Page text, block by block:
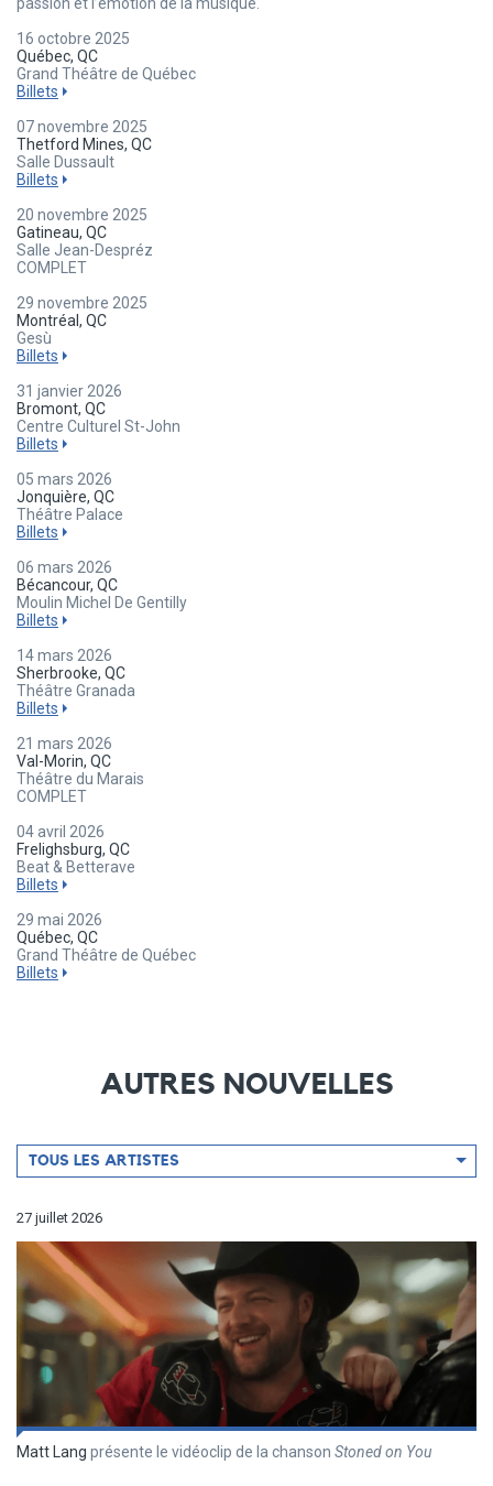
16 octobre 2025
Québec, QC
Grand Théâtre de Québec
Billets
07 novembre 2025
Thetford Mines, QC
Salle Dussault
Billets
20 novembre 2025
Gatineau, QC
Salle Jean-Despréz
COMPLET
29 novembre 2025
Montréal, QC
Gesù
Billets
31 janvier 2026
Bromont, QC
Centre Culturel St-John
Billets
05 mars 2026
Jonquière, QC
Théâtre Palace
Billets
06 mars 2026
Bécancour, QC
Moulin Michel De Gentilly
Billets
14 mars 2026
Sherbrooke, QC
Théâtre Granada
Billets
21 mars 2026
Val-Morin, QC
Théâtre du Marais
COMPLET
04 avril 2026
Frelighsburg, QC
Beat & Betterave
Billets
29 mai 2026
Québec, QC
Grand Théâtre de Québec
Billets
AUTRES NOUVELLES
Filtrer
par
TOUS LES ARTISTES
27 juillet 2026
Matt Lang présente le vidéoclip de la chanson Stoned on You